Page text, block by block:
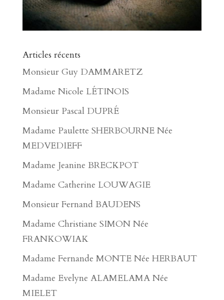
Articles récents
Monsieur Guy DAMMARETZ
Madame Nicole LÉTINOIS
Monsieur Pascal DUPRÉ
Madame Paulette SHERBOURNE Née
MEDVEDIEFF
Madame Jeanine BRECKPOT
Madame Catherine LOUWAGIE
Monsieur Fernand BAUDENS
Madame Christiane SIMON Née
FRANKOWIAK
Madame Fernande MONTE Née HERBAUT
Madame Evelyne ALAMELAMA Née
MIELET